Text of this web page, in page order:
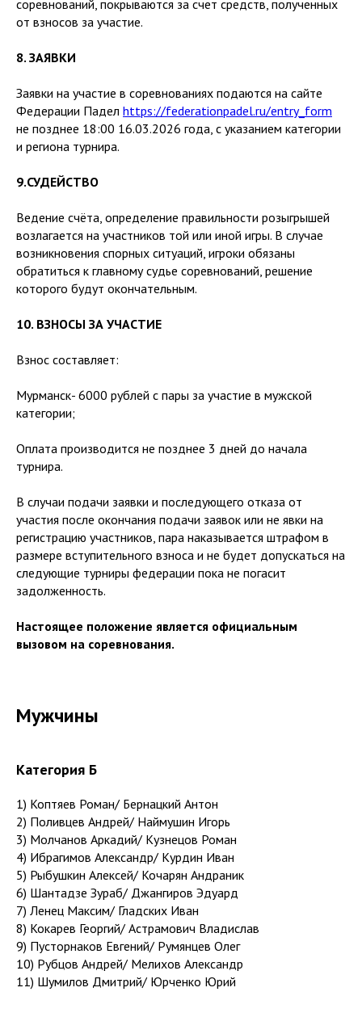
соревнований, покрываются за счет средств, полученных
от взносов за участие.
8. ЗАЯВКИ
Заявки на участие в соревнованиях подаются на сайте
Федерации Падел https://federationpadel.ru/entry_form
не позднее 18:00 16.03.2026 года, с указанием категории
и региона турнира.
9.СУДЕЙСТВО
Ведение счёта, определение правильности розыгрышей
возлагается на участников той или иной игры. В случае
возникновения спорных ситуаций, игроки обязаны
обратиться к главному судье соревнований, решение
которого будут окончательным.
10. ВЗНОСЫ ЗА УЧАСТИЕ
Взнос составляет:
Мурманск- 6000 рублей с пары за участие в мужской
категории;
Оплата производится не позднее 3 дней до начала
турнира.
В случаи подачи заявки и последующего отказа от
участия после окончания подачи заявок или не явки на
регистрацию участников, пара наказывается штрафом в
размере вступительного взноса и не будет допускаться на
следующие турниры федерации пока не погасит
задолженность.
Настоящее положение является официальным
вызовом на соревнования.
Мужчины
Категория Б
1) Коптяев Роман/ Бернацкий Антон
2) Поливцев Андрей/ Наймушин Игорь
3) Молчанов Аркадий/ Кузнецов Роман
4) Ибрагимов Александр/ Курдин Иван
5) Рыбушкин Алексей/ Кочарян Андраник
6) Шантадзе Зураб/ Джангиров Эдуард
7) Ленец Максим/ Гладских Иван
8) Кокарев Георгий/ Астрамович Владислав
9) Пусторнаков Евгений/ Румянцев Олег
10) Рубцов Андрей/ Мелихов Александр
11) Шумилов Дмитрий/ Юрченко Юрий